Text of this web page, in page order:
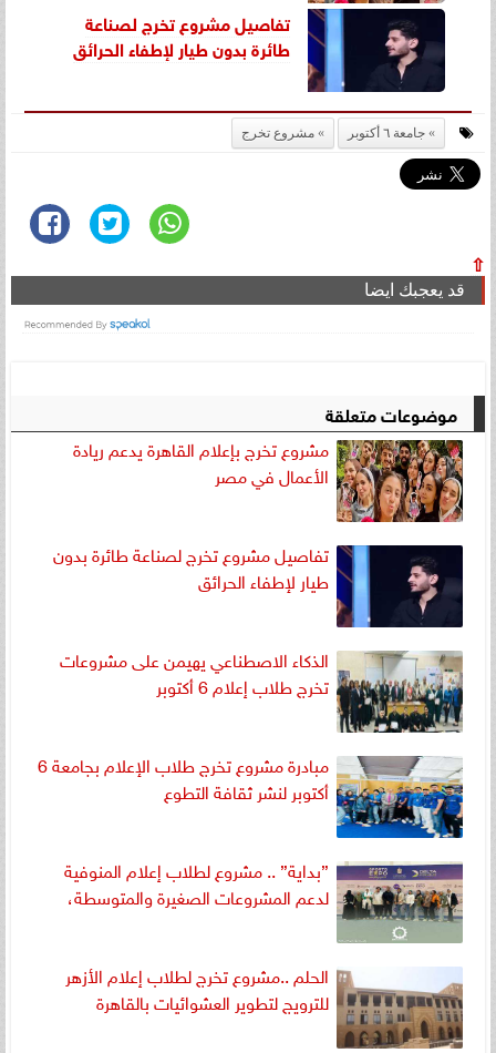
تفاصيل مشروع تخرج لصناعة
طائرة بدون طيار لإطفاء الحرائق
جامعة ٦ أكتوبر مشروع تخرج
⇧
قد يعجبك ايضا
موضوعات متعلقة
مشروع تخرج بإعلام القاهرة يدعم ريادة
الأعمال في مصر
تفاصيل مشروع تخرج لصناعة طائرة بدون
طيار لإطفاء الحرائق
الذكاء الاصطناعي يهيمن على مشروعات
تخرج طلاب إعلام 6 أكتوبر
مبادرة مشروع تخرج طلاب الإعلام بجامعة 6
أكتوبر لنشر ثقافة التطوع
”بداية” .. مشروع لطلاب إعلام المنوفية
لدعم المشروعات الصغيرة والمتوسطة،
الحلم ..مشروع تخرج لطلاب إعلام الأزهر
للترويج لتطوير العشوائيات بالقاهرة